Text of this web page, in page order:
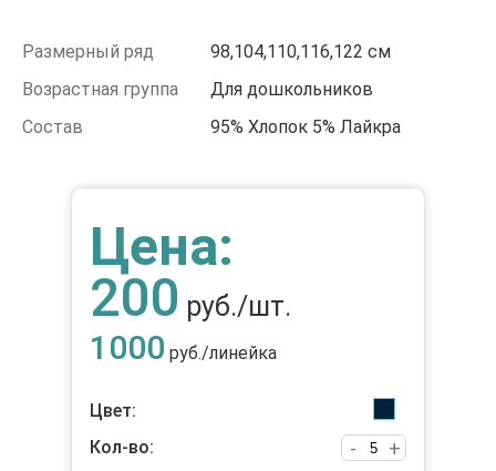
Размерный ряд
98,104,110,116,122 см
Возрастная группа
Для дошкольников
Состав
95% Хлопок 5% Лайкра
Цена:
200 руб./шт.
1000 руб./линейка
Цвет:
Кол-во:
+
-